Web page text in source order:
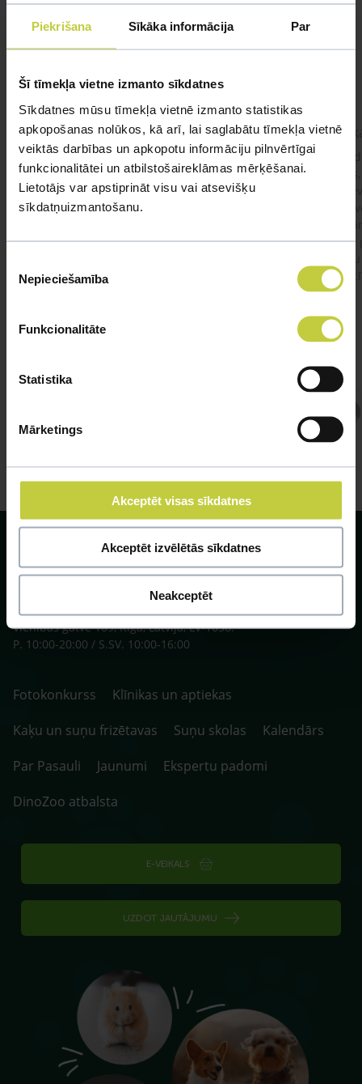
Piekrišana Sīkāka informācija Par
Šī tīmekļa vietne izmanto sīkdatnes
Sīkdatnes mūsu tīmekļa vietnē izmanto statistikas
apkopošanas nolūkos, kā arī, lai saglabātu tīmekļa vietnē
veiktās darbības un apkopotu informāciju pilnvērtīgai
funkcionalitātei un atbilstošaireklāmas mērķēšanai.
Lietotājs var apstiprināt visu vai atsevišķu
sīkdatņuizmantošanu.
izvēle
Nepieciešamība
Funkcionalitāte
Statistika
Mārketings
Akceptēt visas sīkdatnes
Akceptēt izvēlētās sīkdatnes
Neakceptēt
UZDOT JAUTĀJUMU
kaķis apēdis plēvi
Ja kaķim gadījies apēst plastiku ,ko ieklāj zem
garnelēm kārbiņās apakšā.Kādas sekas varētu
būt?Kā kaķis varētu reağēt...Ko darīt?
#kakis #apedis #plevi
Veterinārārsts
viņš
SIA ZOO Centrs, LV40003622166,
Vienības gatve 109, Rīga, Latvija, LV-1058.
P. 10:00-20:00 / S.SV. 10:00-16:00
Fotokonkurss
Klīnikas un aptiekas
Kaķu un suņu frizētavas
Suņu skolas
Kalendārs
Par Pasauli
Jaunumi
Ekspertu padomi
DinoZoo atbalsta
E-VEIKALS
UZDOT JAUTĀJUMU